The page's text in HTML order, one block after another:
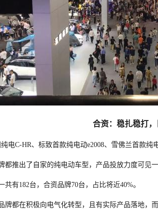
合资：稳扎稳打
电C-HR、标致首款纯电动e2008、雪佛兰首款
推出了自家的纯电动车型，产品投放力度可见一
有182台，合资品牌70台，占比将近40%。
都在积极向电气化转型，且有实际产品落地，